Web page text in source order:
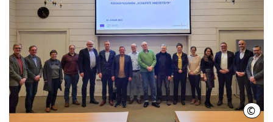
© LHH